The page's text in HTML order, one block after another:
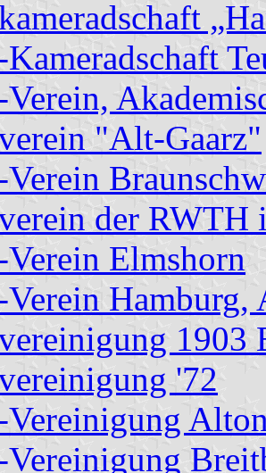
Kameradschaft
Verein,
"Alt-Gaarz"
Verein
der RWTH
Verein Elmshorn
Verein Hamburg,
1903
'72
Vereinigung
Vereinigung